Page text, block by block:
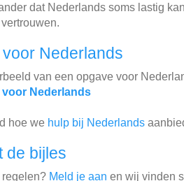
dat Nederlands soms lastig
Nederlands
van een opgave voor
Nederlands
hoe we hulp bij Nederlands
de bijles
Meld je aan en wij vinden